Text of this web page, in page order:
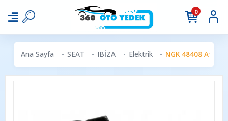
0
Ana Sayfa SEAT IBİZA Elektrik NGK 48408